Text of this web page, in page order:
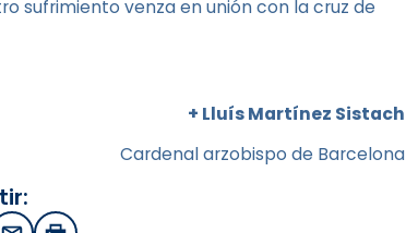
sufrimiento venza en unión con la cruz de
+ Lluís Martínez Sistach
Cardenal arzobispo de Barcelona